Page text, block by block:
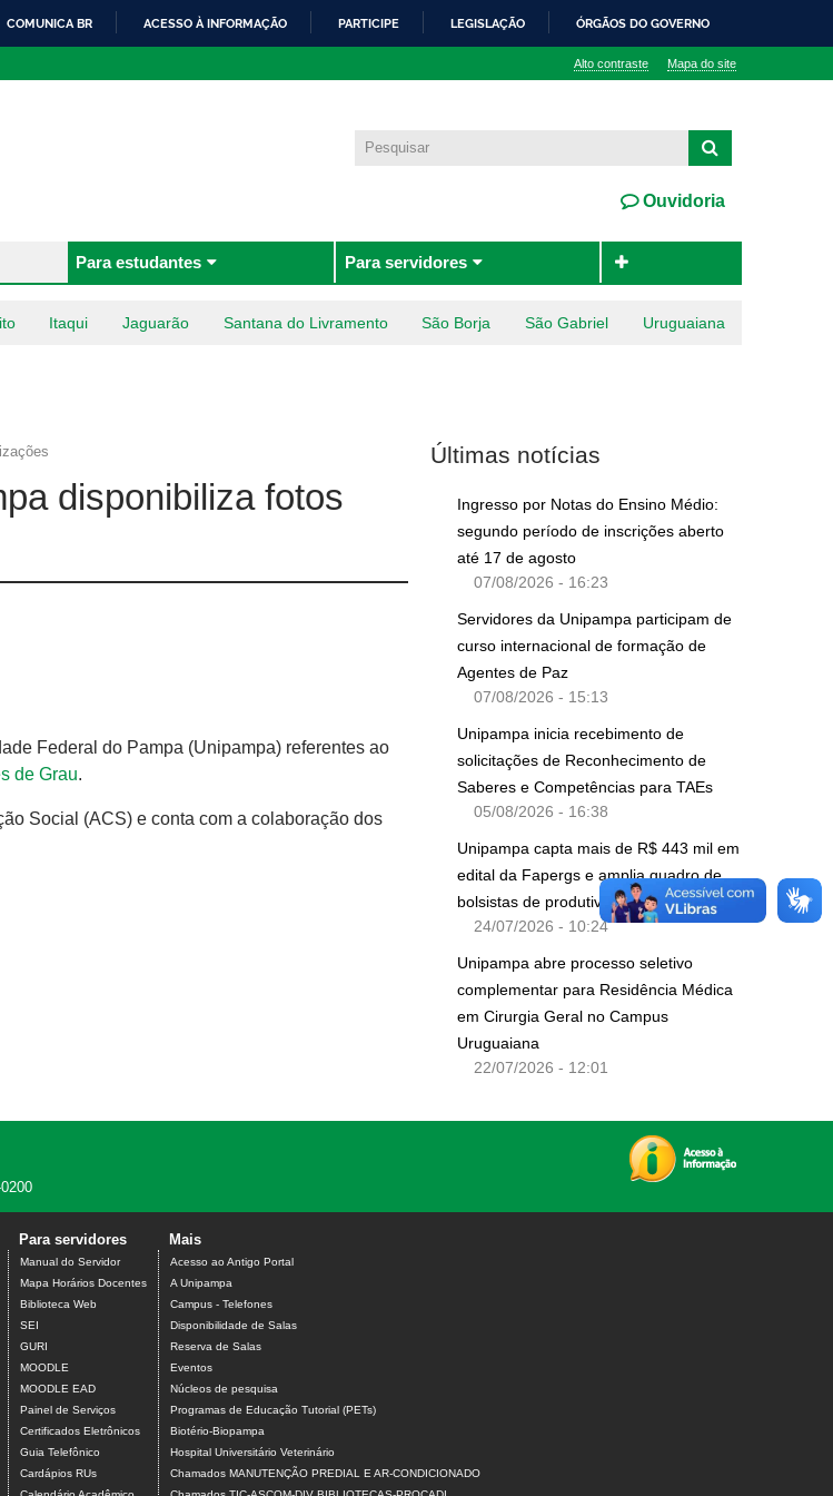
COMUNICA BR ACESSO À INFORMAÇÃO PARTICIPE LEGISLAÇÃO ÓRGÃOS DO GOVERNO
Alto contraste Mapa do site
Ouvidoria
Para estudantes Para servidores
Itaqui Jaguarão Santana do Livramento São Borja São Gabriel Uruguaiana
disponibiliza fotos
Federal do Pampa (Unipampa) referentes ao
de Grau.
Social (ACS) e conta com a colaboração dos
Últimas notícias
Ingresso por Notas do Ensino Médio:
segundo período de inscrições aberto
até 17 de agosto
07/08/2026 - 16:23
Servidores da Unipampa participam de
curso internacional de formação de
Agentes de Paz
07/08/2026 - 15:13
Unipampa inicia recebimento de
solicitações de Reconhecimento de
Saberes e Competências para TAEs
05/08/2026 - 16:38
Unipampa capta mais de R$ 443 mil em
edital da Fapergs e amplia quadro de
bolsistas de produtividade do CNPq
24/07/2026 - 10:24
Unipampa abre processo seletivo
complementar para Residência Médica
em Cirurgia Geral no Campus
Uruguaiana
22/07/2026 - 12:01
Para servidores
Manual do Servidor
Mapa Horários Docentes
Biblioteca Web
SEI
GURI
MOODLE
MOODLE EAD
Painel de Serviços
Certificados Eletrônicos
Guia Telefônico
Cardápios RUs
Mais
Acesso ao Antigo Portal
A Unipampa
Campus - Telefones
Disponibilidade de Salas
Reserva de Salas
Eventos
Núcleos de pesquisa
Programas de Educação Tutorial (PETs)
Biotério-Biopampa
Hospital Universitário Veterinário
Chamados MANUTENÇÃO PREDIAL E AR-CONDICIONADO